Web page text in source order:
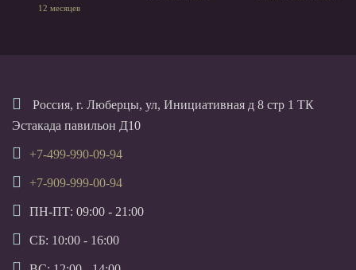
12 месяцев
Россия, г. Люберцы, ул, Инициативная д 8 стр 1 ТК
Эстакада павильон Д10
+7-499-990-09-94
+7-909-999-00-94
ПН-ПТ: 09:00 - 21:00
СБ: 10:00 - 16:00